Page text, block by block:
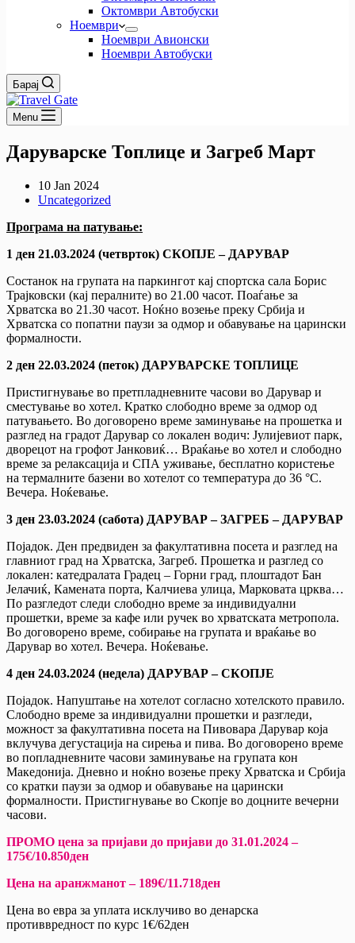
Октомври Автобуски
Ноември
Ноември Авионски
Ноември Автобуски
Барај
Menu
Даруварске Топлице и Загреб Март
10 Jan 2024
Uncategorized
Програма на патување:
1 ден 21.03.2024 (четврток) СКОПЈЕ – ДАРУВАР
Состанок на групата на паркингот кај спортска сала Борис
Трајковски (кај пералните) во 21.00 часот. Поаѓање за
Хрватска во 21.30 часот. Ноќно возење преку Србија и
Хрватска со попатни паузи за одмор и обавување на царински
формалности.
2 ден 22.03.2024 (петок) ДАРУВАРСКЕ ТОПЛИЦЕ
Пристигнување во претпладневните часови во Дарувар и
сместување во хотел. Кратко слободно време за одмор од
патувањето. Во договорено време заминување на прошетка и
разглед на градот Дарувар со локален водич: Јулијевиот парк,
дворецот на грофот Јанковиќ… Враќање во хотел и слободно
време за релаксација и СПА уживање, бесплатно користење
на термалните базени во хотелот со температура до 36 °C.
Вечера. Ноќевање.
3 ден 23.03.2024 (сабота) ДАРУВАР – ЗАГРЕБ – ДАРУВАР
Појадок. Ден предвиден за факултативна посета и разглед на
главниот град на Хрватска, Загреб. Прошетка и разглед со
локален: катедралата Градец – Горни град, плоштадот Бан
Јелачиќ, Камената порта, Калчиева улица, Марковата црква…
По разгледот следи слободно време за индивидуални
прошетки, време за кафе или ручек во хрватската метропола.
Во договорено време, собирање на групата и враќање во
Дарувар во хотел. Вечера. Ноќевање.
4 ден 24.03.2024 (недела) ДАРУВАР – СКОПЈЕ
Појадок. Напуштање на хотелот согласно хотелското правило.
Слободно време за индивидуални прошетки и разгледи,
можност за факултативна посета на Пивовара Дарувар која
вклучува дегустација на сирења и пива. Во договорено време
во попладневните часови заминување на групата кон
Македонија. Дневно и ноќно возење преку Хрватска и Србија
со кратки паузи за одмор и обавување на царински
формалности. Пристигнување во Скопје во доцните вечерни
часови.
ПРОМО цена за пријави до пријави до 31.01.2024 –
175€/10.850ден
Цена на аранжманот – 189€/11.718ден
Цена во евра за уплата исклучиво во денарска
противвредност по курс 1€/62ден